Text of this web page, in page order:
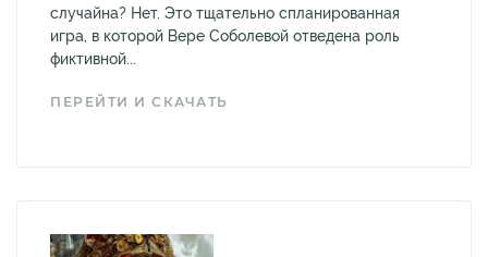
случайна? Нет. Это тщательно спланированная
игра, в которой Вере Соболевой отведена роль
фиктивной...
ПЕРЕЙТИ И СКАЧАТЬ